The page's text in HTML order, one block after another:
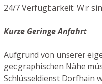
24/7 Verfügbarkeit: Wir
Kurze Geringe Anfahrt
Aufgrund von unserer
geographischen Nähe
Schlüsseldienst Dorfhain